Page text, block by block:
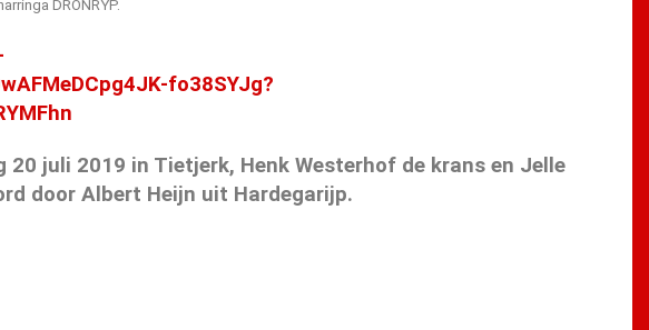
DRONRYP.
fo38SYJg?
20 juli 2019 in Tietjerk, Henk Westerhof de krans en Jelle
door Albert Heijn uit Hardegarijp.